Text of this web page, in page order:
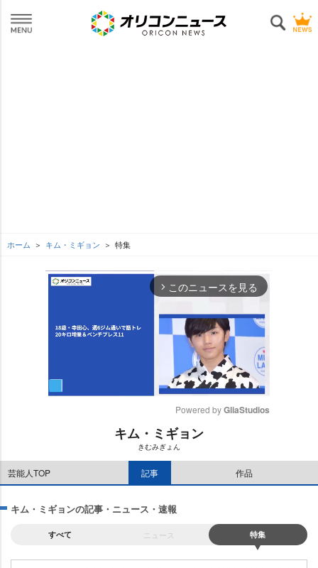
ホーム キム・ミギョン 特集
arrow_forward_ios このニュースを見る
Powered by GliaStudios
キム・ミギョン
きむみぎょん
芸能人TOP 記事 作品
キム・ミギョンの記事・ニュース・速報
すべて ニュース 特集